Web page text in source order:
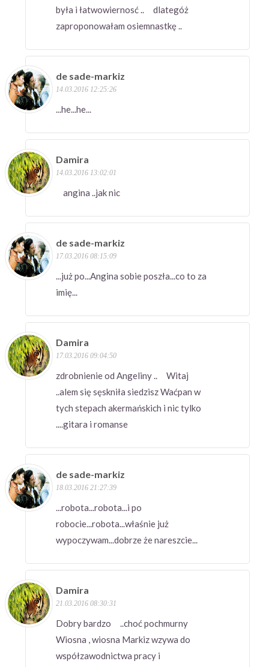
była i łatwowiernosć .. dlategóż
zaproponowałam osiemnastkę ..
de sade-markiz
14.03.2016 12:25:26
...he...he...
Damira
14.03.2016 13:02:01
angina ..jak nic
de sade-markiz
17.03.2016 08:15:09
...już po...Angina sobie poszła...co to za
imię...
Damira
17.03.2016 09:04:50
zdrobnienie od Angeliny .. Witaj
..alem się sęskniła siedzisz Waćpan w
tych stepach akermańskich i nic tylko
....gitara i romanse
de sade-markiz
18.03.2016 21:27:39
...robota...robota...i po
robocie...robota...właśnie już
wypoczywam...dobrze że nareszcie...
Damira
21.03.2016 08:30:31
Dobry bardzo ..choć pochmurny
Wiosna , wiosna Markiz wzywa do
współzawodnictwa pracy i